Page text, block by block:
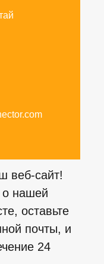
веб-сайт!
о нашей
оставьте
почты, и
24